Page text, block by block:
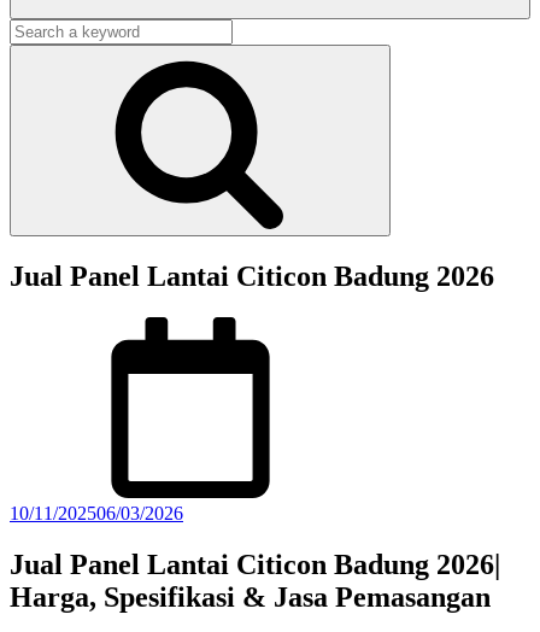
Search
for:
Search
Jual Panel Lantai Citicon Badung 2026
10/11/202506/03/2026
Jual Panel Lantai Citicon Badung 2026|
Harga, Spesifikasi & Jasa Pemasangan